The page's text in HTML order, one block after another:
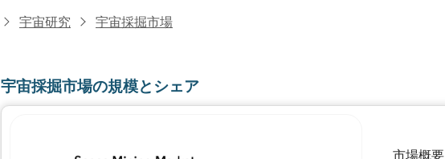
宇宙研究 宇宙採掘市場
宇宙採掘市場の規模とシェア
市場概要